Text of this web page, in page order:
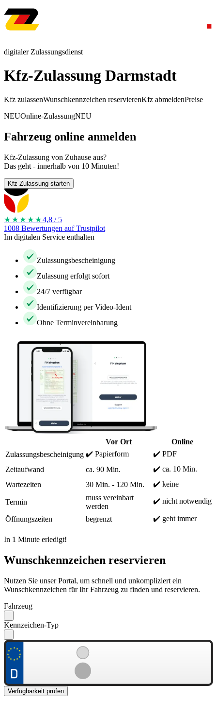
digitaler Zulassungsdienst
Kfz-Zulassung Darmstadt
Kfz zulassenWunschkennzeichen reservierenKfz abmeldenPreise
NEUOnline-ZulassungNEU
Fahrzeug online anmelden
Kfz-Zulassung von Zuhause aus?
Das geht - innerhalb von 10 Minuten!
Kfz-Zulassung starten
★★★★ ★4,8 / 5
1008 Bewertungen auf Trustpilot
Im digitalen Service enthalten
Zulassungsbescheinigung
Zulassung erfolgt sofort
24/7 verfügbar
Identifizierung per Video-Ident
Ohne Terminvereinbarung
Vor Ort
Online
Zulassungsbescheinigung ✔️ Papierform
✔️ PDF
Zeitaufwand
ca. 90 Min.
✔️ ca. 10 Min.
Wartezeiten
30 Min. - 120 Min. ✔️ keine
Termin
muss vereinbart
werden
✔️ nicht notwendig
Öffnungszeiten begrenzt ✔️ geht immer
In 1 Minute erledigt!
Wunschkennzeichen reservieren
Nutzen Sie unser Portal, um schnell und unkompliziert ein
Wunschkennzeichen für Ihr Fahrzeug zu finden und reservieren.
Fahrzeug
Kennzeichen-Typ
Verfügbarkeit prüfen